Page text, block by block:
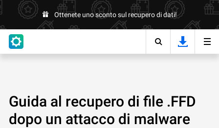
Ottenete uno sconto sul recupero di dati!
Guida al recupero di file .FFD
dopo un attacco di malware